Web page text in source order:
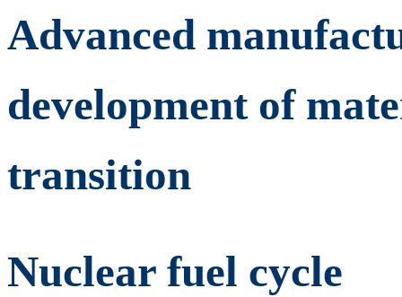
Advanced
development of
transition
Nuclear fuel cycle